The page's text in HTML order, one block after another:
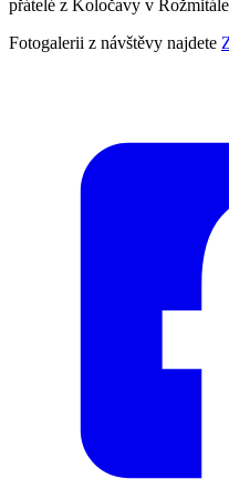
přátelé z Koločavy v
Fotogalerii z návštěvy najdete